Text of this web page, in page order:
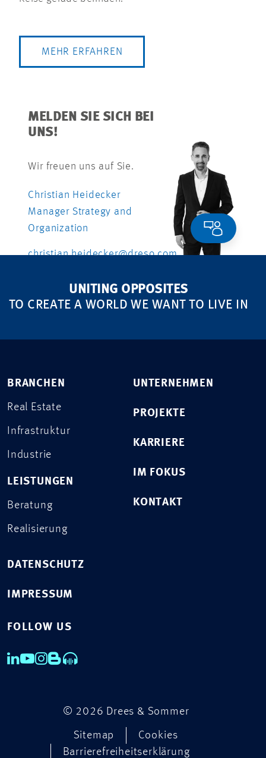
MEHR ERFAHREN
MELDEN SIE SICH BEI
UNS!
Wir freuen uns auf Sie.
Christian Heidecker
Manager Strategy and
Organization
christian.heidecker@dreso.com
UNITING OPPOSITES
TO CREATE A WORLD WE WANT TO LIVE IN
BRANCHEN
Real Estate
Infrastruktur
Industrie
LEISTUNGEN
Beratung
Realisierung
UNTERNEHMEN
PROJEKTE
KARRIERE
IM FOKUS
KONTAKT
DATENSCHUTZ
IMPRESSUM
FOLLOW US
© 2026 Drees & Sommer
Sitemap
Cookies
Barrierefreiheitserklärung